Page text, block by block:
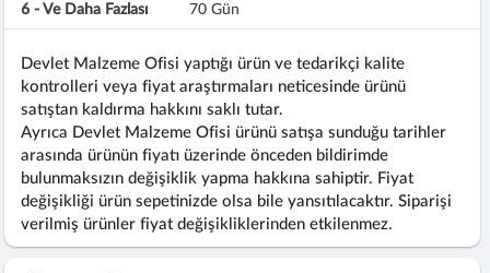
6 - Ve Daha Fazlası 70 Gün
Devlet Malzeme Ofisi yaptığı ürün ve tedarikçi kalite
kontrolleri veya fiyat araştırmaları neticesinde ürünü
satıştan kaldırma hakkını saklı tutar.
Ayrıca Devlet Malzeme Ofisi ürünü satışa sunduğu tarihler
arasında ürünün fiyatı üzerinde önceden bildirimde
bulunmaksızın değişiklik yapma hakkına sahiptir. Fiyat
değişikliği ürün sepetinizde olsa bile yansıtılacaktır. Siparişi
verilmiş ürünler fiyat değişikliklerinden etkilenmez.